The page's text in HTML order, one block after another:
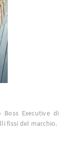
Executive di
fissi del marchio.